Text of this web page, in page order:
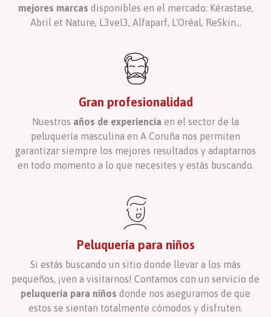
mejores marcas disponibles en el mercado: Kérastase,
Abril et Nature, L3vel3, Alfaparf, L'Oréal, ReSkin...
Gran profesionalidad
Nuestros años de experiencia en el sector de la
peluquería masculina en A Coruña nos permiten
garantizar siempre los mejores resultados y adaptarnos
en todo momento a lo que necesites y estás buscando.
Peluquería para niños
Si estás buscando un sitio donde llevar a los más
pequeños, ¡ven a visitarnos! Contamos con un servicio de
peluquería para niños donde nos aseguramos de que
estos se sientan totalmente cómodos y disfruten.